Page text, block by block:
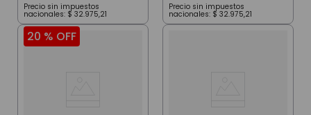
Precio sin impuestos
nacionales: $ 32.975,21
Precio sin impuestos
nacionales: $ 32.975,21
20 % OFF